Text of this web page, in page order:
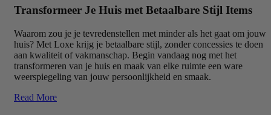
Transformeer Je Huis met Betaalbare Stijl Items
Waarom zou je je tevredenstellen met minder als het gaat om jouw
huis? Met Loxe krijg je betaalbare stijl, zonder concessies te doen
aan kwaliteit of vakmanschap. Begin vandaag nog met het
transformeren van je huis en maak van elke ruimte een ware
weerspiegeling van jouw persoonlijkheid en smaak.
Read More